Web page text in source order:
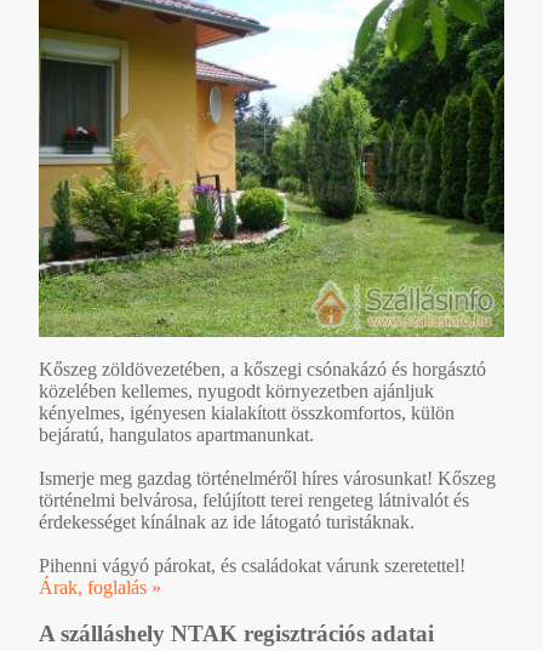
Kőszeg zöldövezetében, a kőszegi csónakázó és horgásztó
közelében kellemes, nyugodt környezetben ajánljuk
kényelmes, igényesen kialakított összkomfortos, külön
bejáratú, hangulatos apartmanunkat.
Ismerje meg gazdag történelméről híres városunkat! Kőszeg
történelmi belvárosa, felújított terei rengeteg látnivalót és
érdekességet kínálnak az ide látogató turistáknak.
Pihenni vágyó párokat, és családokat várunk szeretettel!
Árak, foglalás »
A szálláshely NTAK regisztrációs adatai